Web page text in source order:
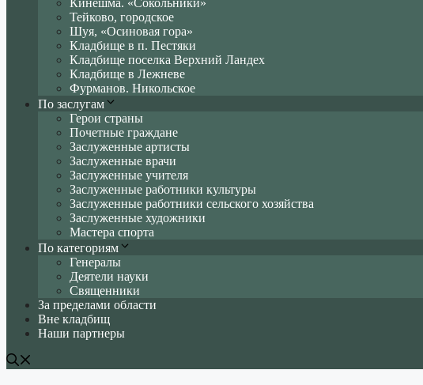
Кинешма. «Сокольники»
Тейково, городское
Шуя, «Осиновая гора»
Кладбище в п. Пестяки
Кладбище поселка Верхний Ландех
Кладбище в Лежневе
Фурманов. Никольское
По заслугам
Герои страны
Почетные граждане
Заслуженные артисты
Заслуженные врачи
Заслуженные учителя
Заслуженные работники культуры
Заслуженные работники сельского хозяйства
Заслуженные художники
Мастера спорта
По категориям
Генералы
Деятели науки
Священники
За пределами области
Вне кладбищ
Наши партнеры